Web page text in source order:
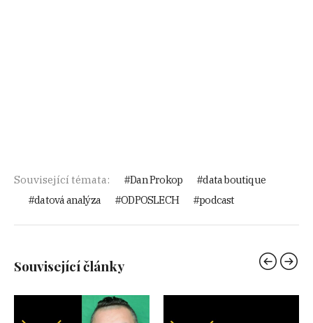
Související témata: Dan Prokop
data boutique
datová analýza
ODPOSLECH podcast
Související články